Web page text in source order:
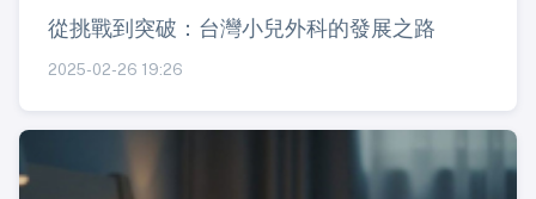
從挑戰到突破：台灣小兒外科的發展之路
2025-02-26 19:26